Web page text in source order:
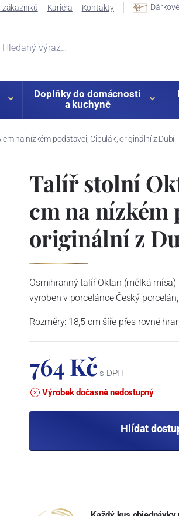
zákazníků Kariéra Kontakty
Doplňky do domácnosti
a kuchyně
na nízkém podstavci, Cibulák, originální z Dubí
Talíř stolní
cm na nízkém
originální z
Osmihranný talíř Oktan (mělká
vyroben v porcelánce Český
Rozměry: 18,5 cm šíře přes rovné
764 Kč s DPH
Výrobek dočasně nedostupný
Hlídat